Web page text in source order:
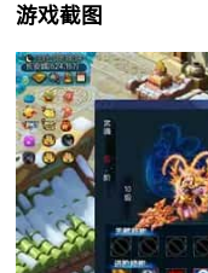
游戏截图